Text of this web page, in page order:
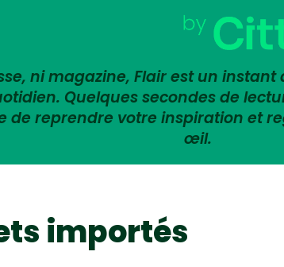
ni magazine, Flair est un instant
Quelques secondes de
de reprendre votre inspiration et
œil.
importés